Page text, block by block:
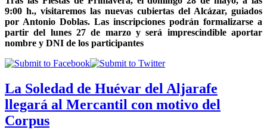
9:00 h., visitaremos las nuevas cubiertas del Alcázar, guiados
por Antonio Doblas. Las inscripciones podrán formalizarse a
partir del lunes 27 de marzo y será imprescindible aportar
nombre y DNI de los participantes
La Soledad de Huévar del Aljarafe
llegará al Mercantil con motivo del
Corpus